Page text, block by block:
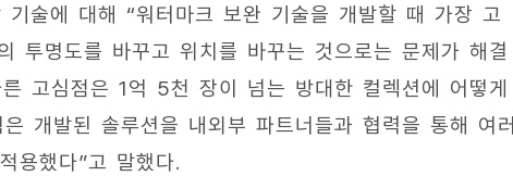
술에 대해 “워터마크 보완 기술을 개발할 때 가장 고
투명도를 바꾸고 위치를 바꾸는 것으로는 문제가 해결
고심점은 1억 5천 장이 넘는 방대한 컬렉션에 어떻게
개발된 솔루션을 내외부 파트너들과 협력을 통해 여러
용했다”고 말했다.